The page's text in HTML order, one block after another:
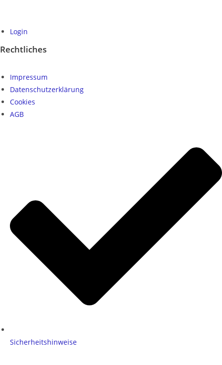
Login
Rechtliches
Impressum
Datenschutzerklärung
Cookies
AGB
Sicherheitshinweise